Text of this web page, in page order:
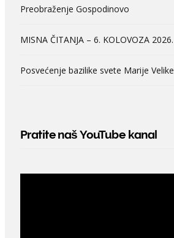
Preobraženje Gospodinovo
MISNA ČITANJA – 6. KOLOVOZA 2026.
Posvećenje bazilike svete Marije Velike
Pratite naš YouTube kanal